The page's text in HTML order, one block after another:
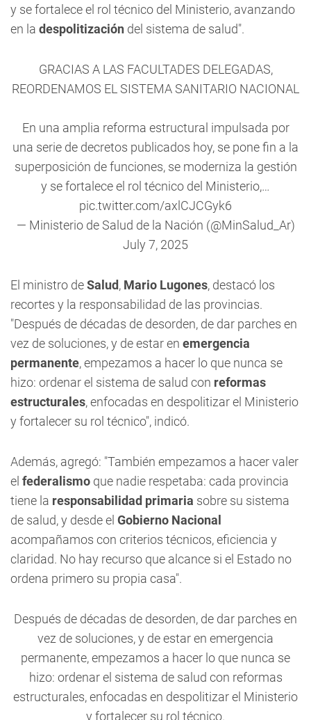
y se fortalece el rol técnico del Ministerio, avanzando
en la despolitización del sistema de salud".
GRACIAS A LAS FACULTADES DELEGADAS,
REORDENAMOS EL SISTEMA SANITARIO NACIONAL
En una amplia reforma estructural impulsada por
una serie de decretos publicados hoy, se pone fin a la
superposición de funciones, se moderniza la gestión
y se fortalece el rol técnico del Ministerio,…
pic.twitter.com/axlCJCGyk6
— Ministerio de Salud de la Nación (@MinSalud_Ar)
July 7, 2025
El ministro deSalud, Mario Lugones, destacó los
recortes y la responsabilidad de las provincias.
"Después de décadas de desorden, de dar parches en
vez de soluciones, y de estar en emergencia
permanente, empezamos a hacer lo que nunca se
hizo: ordenar el sistema de salud con reformas
estructurales, enfocadas en despolitizar el Ministerio
y fortalecer su rol técnico", indicó.
Además, agregó: "También empezamos a hacer valer
el federalismo que nadie respetaba: cada provincia
tiene la responsabilidad primaria sobre su sistema
de salud, y desde el Gobierno Nacional
acompañamos con criterios técnicos, eficiencia y
claridad. No hay recurso que alcance si el Estado no
ordena primero su propia casa".
Después de décadas de desorden, de dar parches en
vez de soluciones, y de estar en emergencia
permanente, empezamos a hacer lo que nunca se
hizo: ordenar el sistema de salud con reformas
estructurales, enfocadas en despolitizar el Ministerio
y fortalecer su rol técnico.